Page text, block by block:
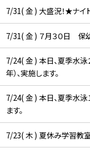
7/31( 金 ) 大盛況！★ナイ
7/31( 金 ) ７月３０日 保
7/24( 金 ) 本日、夏季水泳２
年）、実施します。
7/24( 金 ) 本日、夏季水泳
ます。
7/23( 木 ) 夏休み学習教